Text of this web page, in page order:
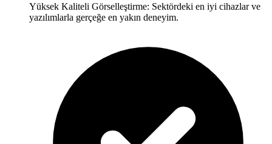
Yüksek Kaliteli Görselleştirme: Sektördeki en iyi cihazlar ve
yazılımlarla gerçeğe en yakın deneyim.